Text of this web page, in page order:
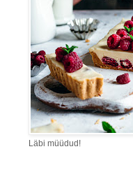
Läbi müüdud!